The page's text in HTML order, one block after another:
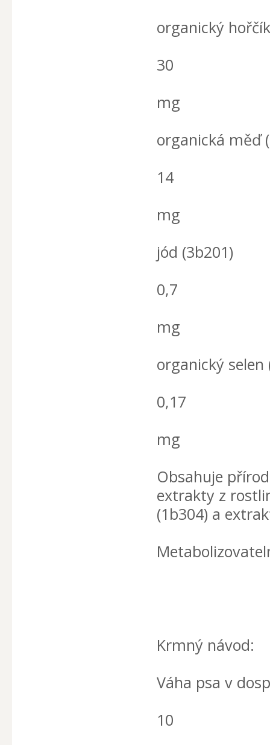
organický
30
mg
organická měď
14
mg
jód (3b201)
0,7
mg
organický selen
0,17
mg
Obsahuje
extrakty z
(1b304) a
Krmný návod:
Váha psa v
10